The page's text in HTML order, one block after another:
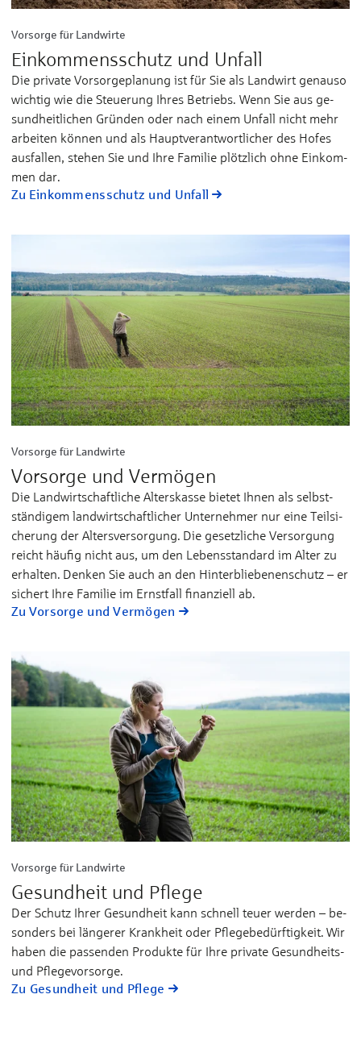
Vorsorge für Landwirte
Einkommensschutz und Unfall
Die private Vor­sor­ge­pla­nung ist für Sie als Land­wirt ge­nau­so
wich­tig wie die Steue­rung Ih­res Be­triebs. Wenn Sie aus ge­
sund­heit­li­chen Grün­den oder nach ei­nem Un­fall nicht mehr
ar­bei­ten kön­nen und als Haupt­­ver­ant­wort­li­cher des Ho­fes
aus­fal­len, ste­hen Sie und Ih­re Fa­mi­lie plötz­lich oh­ne Ein­kom­
men dar.
Zu Einkommensschutz und Unfall
Vorsorge für Landwirte
Vorsorge und Vermögen
Die Land­­wirt­­schaft­li­che Al­ters­­­kas­se bie­tet Ih­nen als selbst­­­
stän­di­gem land­­­wirt­­­schaft­li­cher Un­ter­­­­neh­mer nur ei­ne Teil­­­si­
che­rung der Al­ters­­­ver­­sor­gung. Die ge­­setz­li­che Ver­­­sor­gung
reicht häu­fig nicht aus, um den Le­bens­­stan­dard im Al­­ter zu
er­hal­ten. Den­ken Sie auch an den Hin­ter­­blie­be­nen­­schutz – er
si­chert Ih­re Fa­mi­lie im Ernst­­fall fi­nan­ziell ab.
Zu Vorsorge und Vermögen
Vorsorge für Landwirte
Gesundheit und Pflege
Der Schutz Ih­rer Ge­sund­heit kann schnell teuer wer­den – be­
son­ders bei län­ge­rer Krank­heit oder Pfle­­ge­­be­­dürf­tig­­keit. Wir
ha­ben die pas­sen­den Pro­­duk­te für Ih­re pri­va­te Ge­sund­­heits-
und Pfle­ge­­­vor­sor­ge.
Zu Gesundheit und Pflege